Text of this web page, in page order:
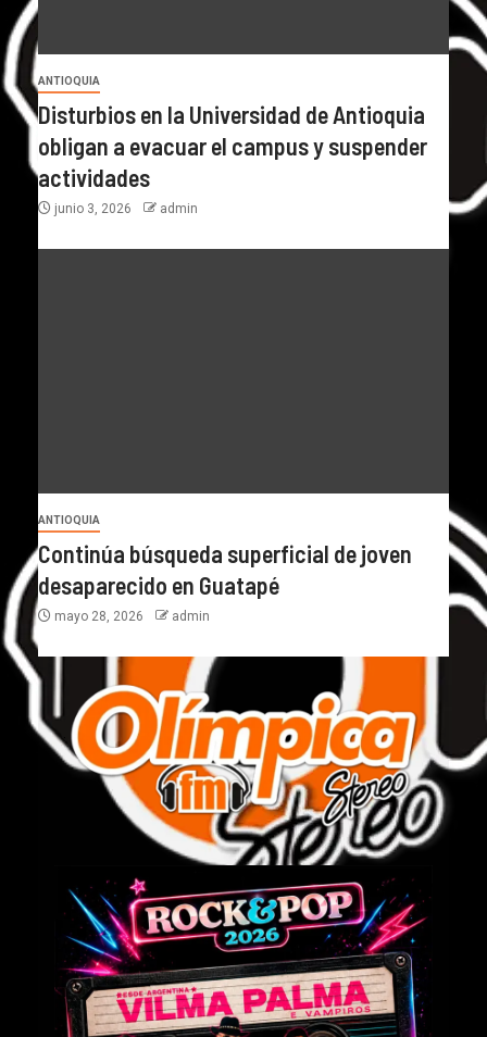
ANTIOQUIA
Disturbios en la Universidad de Antioquia
obligan a evacuar el campus y suspender
actividades
junio 3, 2026 admin
ANTIOQUIA
Continúa búsqueda superficial de joven
desaparecido en Guatapé
mayo 28, 2026 admin